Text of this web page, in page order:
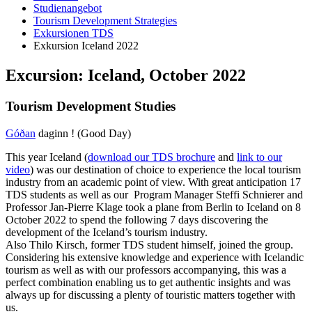
Studienangebot
Tourism Development Strategies
Exkursionen TDS
Exkursion Iceland 2022
Ex­cur­si­on: Ice­land, Oc­to­ber 2022
Tou­rism De­ve­lop­ment Stu­dies
Góðan daginn ! (Good Day)
This year Iceland (download our TDS brochure and link to our
video) was our destination of choice to experience the local tourism
industry from an academic point of view. With great anticipation 17
TDS students as well as our Program Manager Steffi Schnierer and
Professor Jan-Pierre Klage took a plane from Berlin to Iceland on 8
October 2022 to spend the following 7 days discovering the
development of the Iceland’s tourism industry.
Also Thilo Kirsch, former TDS student himself, joined the group.
Considering his extensive knowledge and experience with Icelandic
tourism as well as with our professors accompanying, this was a
perfect combination enabling us to get authentic insights and was
always up for discussing a plenty of touristic matters together with
us.